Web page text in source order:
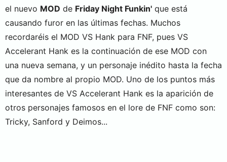
el nuevo MOD de Friday Night Funkin' que está
causando furor en las últimas fechas. Muchos
recordaréis el MOD VS Hank para FNF, pues VS
Accelerant Hank es la continuación de ese MOD con
una nueva semana, y un personaje inédito hasta la fecha
que da nombre al propio MOD. Uno de los puntos más
interesantes de VS Accelerant Hank es la aparición de
otros personajes famosos en el lore de FNF como son:
Tricky, Sanford y Deimos...